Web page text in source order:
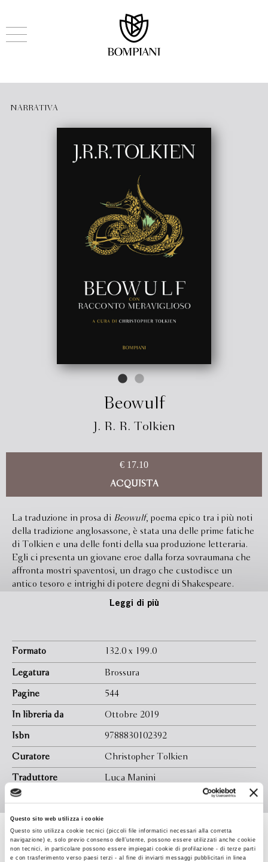
Questo sito web utilizza i cookie
Questo sito utilizza cookie tecnici (piccoli file informatici necessari alla corretta
navigazione) e, solo previo consenso dell’utente, possono essere utilizzati anche cookie
non tecnici, in particolare possono essere impiegati cookie di profilazione - di terze parti
e con trasferimento verso paesi terzi - al fine di inviarti messaggi pubblicitari in linea
NARRATIVA
Beowulf
J. R. R. Tolkien
€ 17.10
ACQUISTA
La traduzione in prosa di Beowulf, poema epico tra i più noti
della tradizione anglosassone, è stata una delle prime fatiche
di Tolkien e una delle fonti della sua produzione letteraria.
Egli ci presenta un giovane eroe dalla forza sovraumana che
affronta mostri spaventosi, un drago che custodisce un
antico tesoro e intrighi di potere degni di Shakespeare.
Beowulf, rimasto a lungo inedito e presentato ai lettori da
folclorico. In questa edizione troviamo anche i commenti
dello stesso Tolkien estrapolati dalle sue conferenze sul
tema a Oxford. Beowulf non è soltanto una “storia di draghi”
o il racconto di una caccia al tesoro: è la porta che immette
in un tempo antico, un’età dove elementi mitici, favolistici,
leggende eroiche e fatti storici documentabili e datati si
intersecano.
Leggi di più
Formato 132.0 x 199.0
Legatura Brossura
Pagine 544
In libreria da Ottobre 2019
Isbn 9788830102392
Curatore Christopher Tolkien
Traduttore Luca Manini
J. R. R. Tolkien